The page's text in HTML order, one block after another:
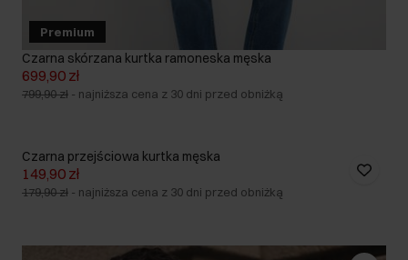
Premium
Czarna skórzana kurtka ramoneska męska
699,90 zł
799,90 zł - najniższa cena z 30 dni przed obniżką
Czarna przejściowa kurtka męska
149,90 zł
179,90 zł - najniższa cena z 30 dni przed obniżką